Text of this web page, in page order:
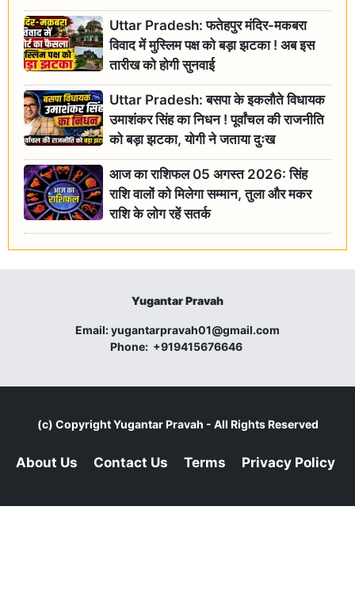
Uttar Pradesh: फतेहपुर मंदिर-मकबरा
विवाद में मुस्लिम पक्ष को बड़ा झटका ! अब इस
तारीख को होगी सुनवाई
Uttar Pradesh: बसपा के इकलौते विधायक
उमाशंकर सिंह का निधन ! पूर्वांचल की राजनीति
को बड़ा झटका, योगी ने जताया दुःख
आज का राशिफल 05 अगस्त 2026: सिंह
राशि वालों को मिलेगा सम्मान, तुला और मकर
राशि के लोग रहें सतर्क
Yugantar Pravah
Email:yugantarpravah01@gmail.com
Phone: +919415676646
(c) CopyrightYugantar Pravah - All Rights Reserved
About Us Contact Us Terms Privacy Policy